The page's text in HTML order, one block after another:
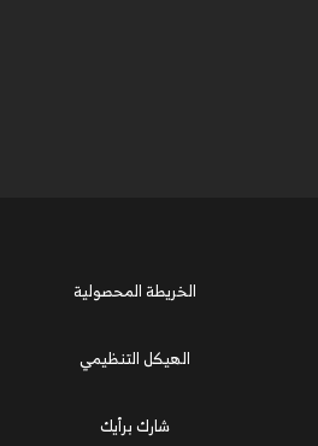
الخريطة المحصولية
الهيكل التنظيمي
شارك برأيك